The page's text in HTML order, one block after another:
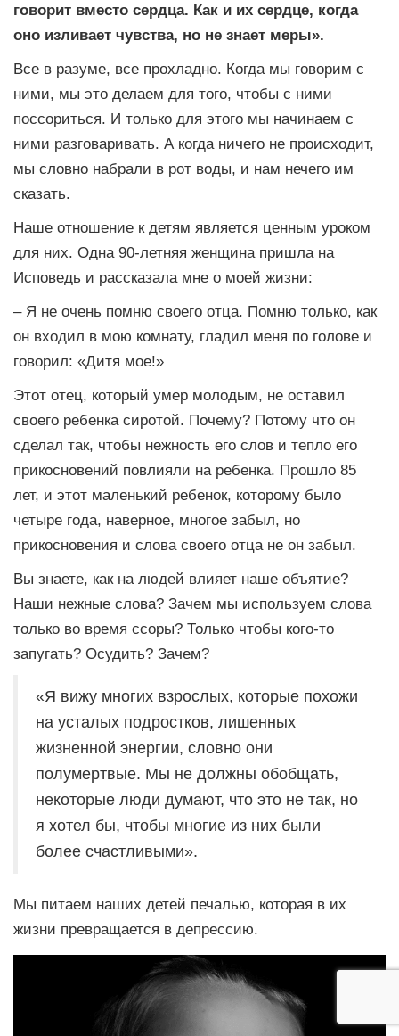
говорит вместо сердца. Как и их сердце, когда
оно изливает чувства, но не знает меры».
Все в разуме, все прохладно. Когда мы говорим с
ними, мы это делаем для того, чтобы с ними
поссориться. И только для этого мы начинаем с
ними разговаривать. А когда ничего не происходит,
мы словно набрали в рот воды, и нам нечего им
сказать.
Наше отношение к детям является ценным уроком
для них. Одна 90-летняя женщина пришла на
Исповедь и рассказала мне о моей жизни:
– Я не очень помню своего отца. Помню только, как
он входил в мою комнату, гладил меня по голове и
говорил: «Дитя мое!»
Этот отец, который умер молодым, не оставил
своего ребенка сиротой. Почему? Потому что он
сделал так, чтобы нежность его слов и тепло его
прикосновений повлияли на ребенка. Прошло 85
лет, и этот маленький ребенок, которому было
четыре года, наверное, многое забыл, но
прикосновения и слова своего отца не он забыл.
Вы знаете, как на людей влияет наше объятие?
Наши нежные слова? Зачем мы используем слова
только во время ссоры? Только чтобы кого-то
запугать? Осудить? Зачем?
«Я вижу многих взрослых, которые похожи
на усталых подростков, лишенных
жизненной энергии, словно они
полумертвые. Мы не должны обобщать,
некоторые люди думают, что это не так, но
я хотел бы, чтобы многие из них были
более счастливыми».
Мы питаем наших детей печалью, которая в их
жизни превращается в депрессию.